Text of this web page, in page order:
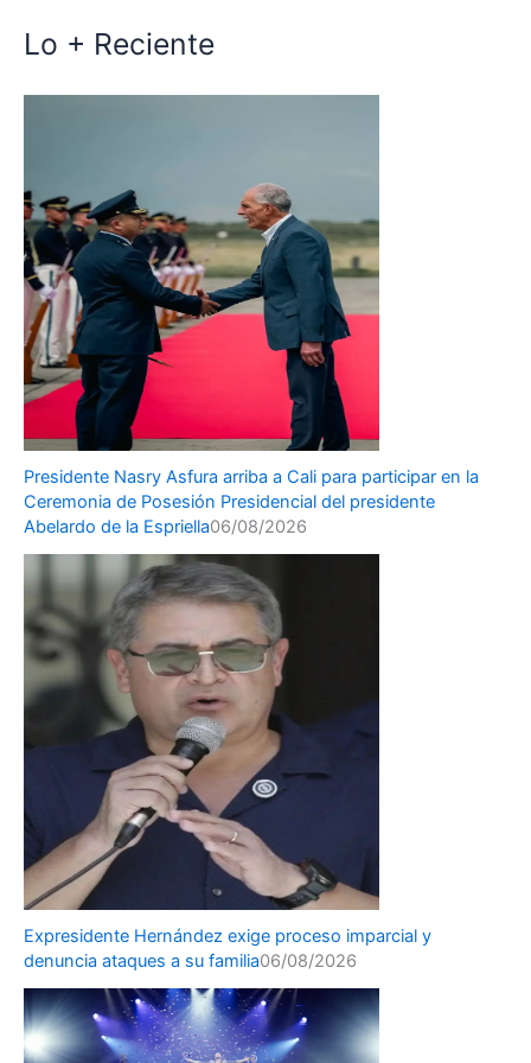
Lo + Reciente
Presidente Nasry Asfura arriba a Cali para participar en la
Ceremonia de Posesión Presidencial del presidente
Abelardo de la Espriella06/08/2026
Expresidente Hernández exige proceso imparcial y
denuncia ataques a su familia06/08/2026